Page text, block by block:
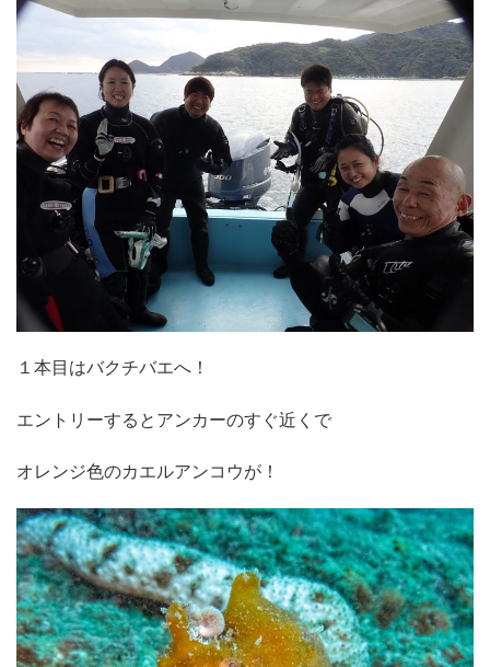
１本目はバクチバエへ！
エントリーするとアンカーのすぐ近くで
オレンジ色のカエルアンコウが！